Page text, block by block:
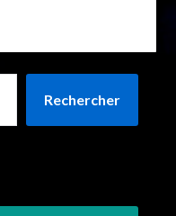
Rechercher